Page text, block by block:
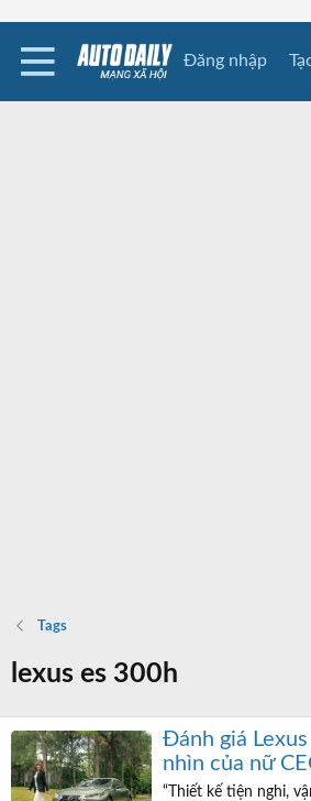
Đăng nhập
Tags
lexus es 300h
Đánh giá
nhìn của nữ
“Thiết kế tiện nghi,